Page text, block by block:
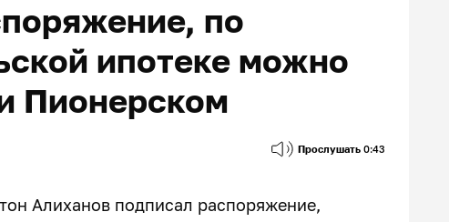
по
ипотеке можно
Пионерском
Прослушать 0:43
Алиханов подписал распоряжение,